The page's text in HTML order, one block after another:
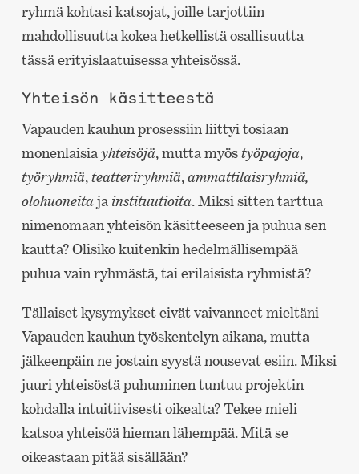
ryhmä kohtasi katsojat, joille tarjottiin
mahdollisuutta kokea hetkellistä osallisuutta
tässä erityislaatuisessa yhteisössä.
Yhteisön käsitteestä
Vapauden kauhun prosessiin liittyi tosiaan
monenlaisia yhteisöjä, mutta myöstyöpajoja,
työryhmiä,teatteriryhmiä,ammattilaisryhmiä,
olohuoneitaja instituutioita. Miksi sitten tarttua
nimenomaan yhteisön käsitteeseen ja puhua sen
kautta? Olisiko kuitenkin hedelmällisempää
puhua vain ryhmästä, tai erilaisista ryhmistä?
Tällaiset kysymykset eivät vaivanneet mieltäni
Vapauden kauhun työskentelyn aikana, mutta
jälkeenpäin ne jostain syystä nousevat esiin. Miksi
juuri yhteisöstä puhuminen tuntuu projektin
kohdalla intuitiivisesti oikealta? Tekee mieli
katsoa yhteisöä hieman lähempää. Mitä se
oikeastaan pitää sisällään?